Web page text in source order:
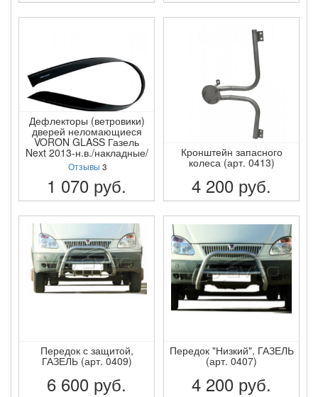
ПОДРОБНЕЕ ПОДРОБНЕЕ
Дефлекторы (ветровики)
дверей неломающиеся
VORON GLASS Газель
Next 2013-н.в./накладные/
Отзывы 3
1 070 руб.
ПОДРОБНЕЕ
Кронштейн запасного
колеса (арт. 0413)
4 200 руб.
ПОДРОБНЕЕ
Передок с защитой,
ГАЗЕЛЬ (арт. 0409)
6 600 руб.
Передок "Низкий", ГАЗЕЛЬ
(арт. 0407)
4 200 руб.